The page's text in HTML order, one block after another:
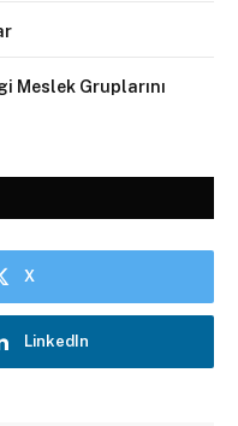
Meslek Gruplarını
X
LinkedIn